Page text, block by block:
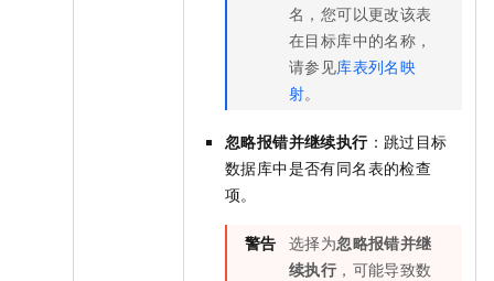
名，您可以更改该表
在目标库中的名称，
请参见库表列名映
射。
忽略报错并继续执行：跳过目标
数据库中是否有同名表的检查
项。
警告 选择为忽略报错并继
续执行 ，可能导致数